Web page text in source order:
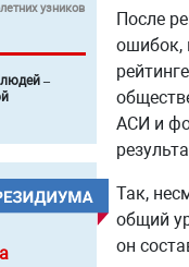
узников
–
После
ошибок,
АСИ и
Так,
общий
он